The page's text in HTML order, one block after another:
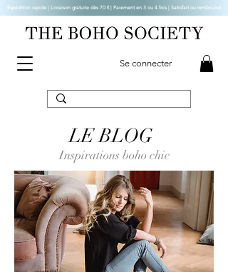
Se connecter
Expédition rapide | Livraison gratuite dès 70 € | Paiement en 3 ou 4 fois | Satisfait ou remboursé
LE BLOG
Inspirations boho chic